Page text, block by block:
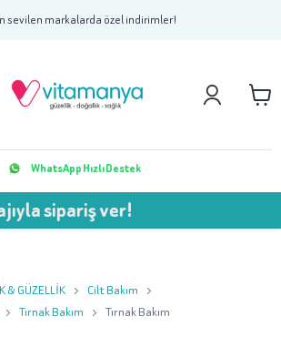
sevilen markalarda özel indirimler!
2 3
WhatsApp Hızlı Destek
sipariş ver!
& GÜZELLİK
Cilt Bakım
Tırnak Bakım Tırnak Bakım